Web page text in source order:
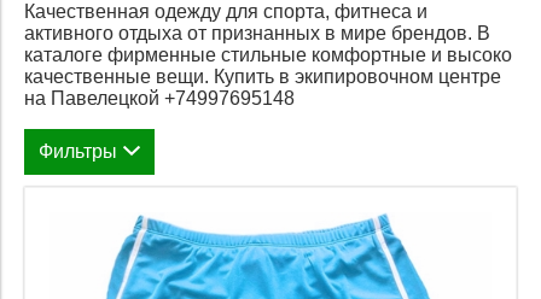
Качественная одежду для спорта, фитнеса и
активного отдыха от признанных в мире брендов. В
каталоге фирменные стильные комфортные и высоко
качественные вещи. Купить в экипировочном центре
на Павелецкой +74997695148
Фильтры